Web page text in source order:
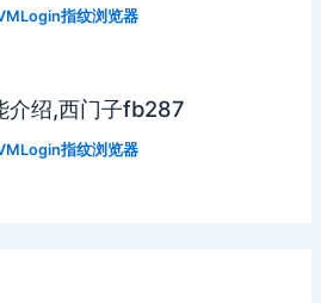
指纹浏览器
介绍,西门子fb287
指纹浏览器